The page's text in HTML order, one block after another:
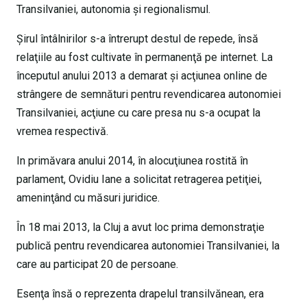
Transilvaniei, autonomia şi regionalismul.
Şirul întâlnirilor s-a întrerupt destul de repede, însă
relaţiile au fost cultivate în permanenţă pe internet. La
începutul anului 2013 a demarat şi acţiunea online de
strângere de semnături pentru revendicarea autonomiei
Transilvaniei, acţiune cu care presa nu s-a ocupat la
vremea respectivă.
In primăvara anului 2014, în alocuţiunea rostită în
parlament, Ovidiu Iane a solicitat retragerea petiţiei,
ameninţând cu măsuri juridice.
În 18 mai 2013, la Cluj a avut loc prima demonstraţie
publică pentru revendicarea autonomiei Transilvaniei, la
care au participat 20 de persoane.
Esenţa însă o reprezenta drapelul transilvănean, era